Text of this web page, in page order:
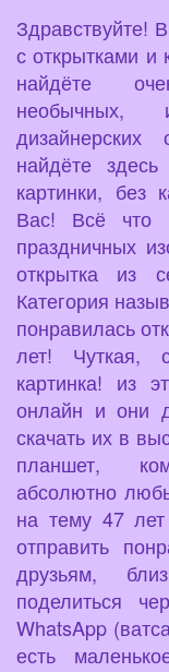
Здравствуйте!
с открытками и
найдёте
необычных,
найдёте
картинки, без
Вас! Всё что
праздничных
открытка из
Категория
понравилась
лет! Чуткая,
картинка! из
онлайн и они
скачать их в
планшет,
абсолютно
на тему 47
отправить
друзьям,
поделиться
WhatsApp
есть